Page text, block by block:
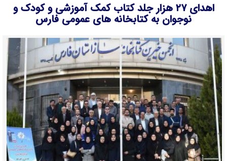
اهدای ۲۷ هزار جلد کتاب کمک آموزشی و کودک و
نوجوان به کتابخانه های عمومی فارس